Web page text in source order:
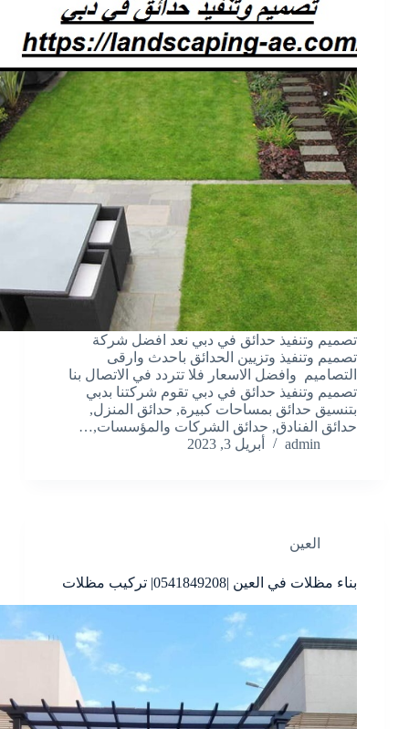
تصميم وتنفيذ حدائق في دبي نعد افضل شركة
تصميم وتنفيذ وتزيين الحدائق باحدث وارقى
التصاميم وافضل الاسعار فلا تتردد في الاتصال بنا
تصميم وتنفيذ حدائق في دبي تقوم شركتنا بدبي
بتنسيق حدائق بمساحات كبيرة, حدائق المنزل,
حدائق الفنادق, حدائق الشركات والمؤسسات,…
admin
أبريل 3, 2023
العين
بناء مظلات في العين |0541849208| تركيب مظلات